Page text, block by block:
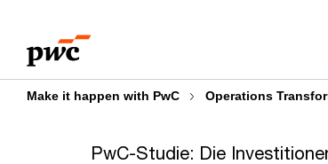
content
footer
Make it happen with PwC Operations
PwC-Studie: Die